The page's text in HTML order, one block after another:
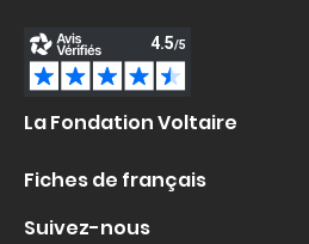
La Fondation Voltaire
Fiches de français
Suivez-nous